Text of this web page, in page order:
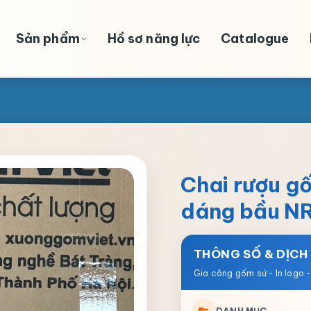
Sản phẩm Hồ sơ năng lực Catalogue
Chai rượu
dáng bầu
THÔNG SỐ &